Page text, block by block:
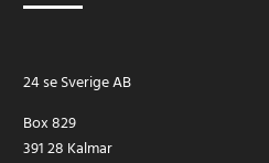
24 se Sverige AB
Box 829
391 28 Kalmar